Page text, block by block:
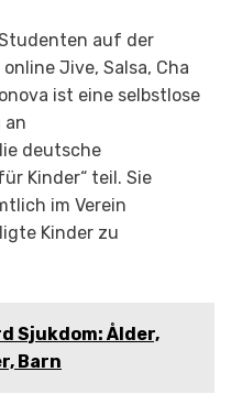
auf der
Jive, Salsa, Cha
ist eine selbstlose
an
deutsche
Kinder“ teil. Sie
im Verein
Kinder zu
Sjukdom: Ålder,
Barn